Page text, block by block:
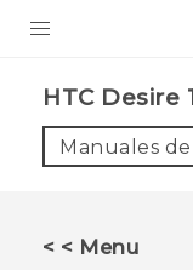
VIVE
HTC Desire
Manuales
< < Menu